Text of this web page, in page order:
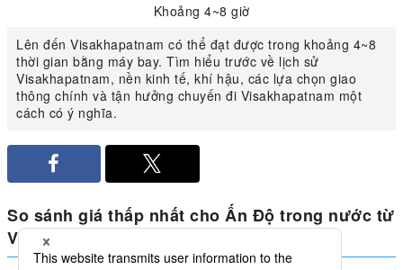
Khoảng 4~8 giờ
Lên đến Visakhapatnam có thể đạt được trong khoảng 4~8
thời gian bằng máy bay. Tìm hiểu trước về lịch sử
Visakhapatnam, nền kinh tế, khí hậu, các lựa chọn giao
thông chính và tận hưởng chuyến đi Visakhapatnam một
cách có ý nghĩa.
So sánh giá thấp nhất cho Ấn Độ trong nước từ
Visakhapatnam